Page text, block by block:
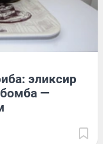
эликсир
бомба —